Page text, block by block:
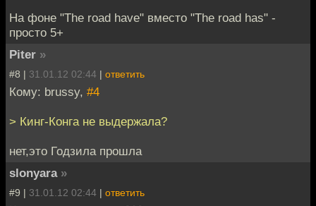
На фоне "The road have" вместо "The road has" -
просто 5+
Piter »
#8 | 31.01.12 02:44 | ответить
Кому: brussy, #4
> Кинг-Конга не выдержала?
нет,это Годзила прошла
slonyara »
#9 | 31.01.12 02:44 | ответить